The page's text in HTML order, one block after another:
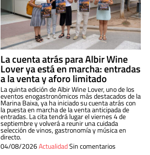
La cuenta atrás para Albir Wine
Lover ya está en marcha: entradas
a la venta y aforo limitado
La quinta edición de Albir Wine Lover, uno de los
eventos enogastronómicos más destacados de la
Marina Baixa, ya ha iniciado su cuenta atrás con
la puesta en marcha de la venta anticipada de
entradas. La cita tendrá lugar el viernes 4 de
septiembre y volverá a reunir una cuidada
selección de vinos, gastronomía y música en
directo.
04/08/2026ActualidadSin comentarios